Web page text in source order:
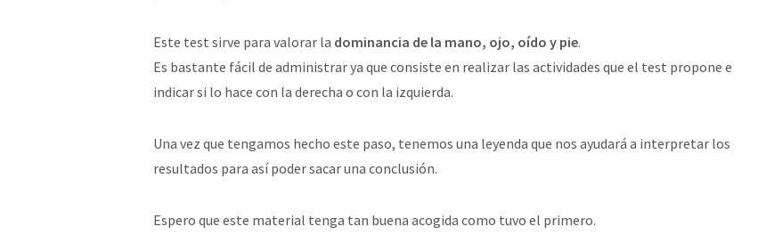
Este test sirve para valorar la dominancia de la mano, ojo, oído y pie.
Es bastante fácil de administrar ya que consiste en realizar las actividades que el test propone e
indicar si lo hace con la derecha o con la izquierda.
Una vez que tengamos hecho este paso, tenemos una leyenda que nos ayudará a interpretar los
resultados para así poder sacar una conclusión.
Espero que este material tenga tan buena acogida como tuvo el primero.